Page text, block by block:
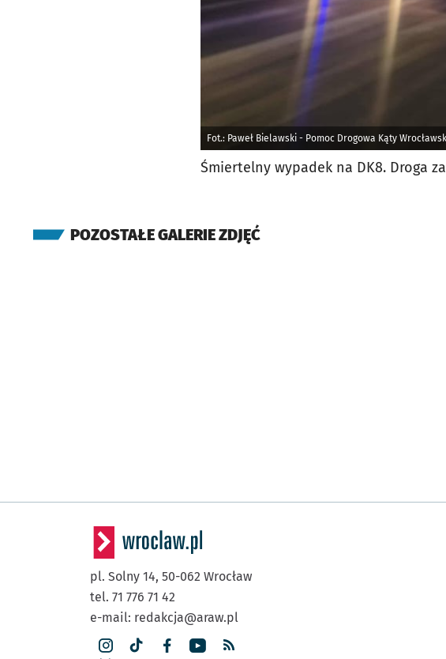
Fot.: Paweł Bielawski - Pomoc Drogowa Kąty
Śmiertelny wypadek na DK8. Droga
POZOSTAŁE GALERIE ZDJĘĆ
pl. Solny 14, 50-062 Wrocław
tel. 71 776 71 42
e-mail: redakcja@araw.pl